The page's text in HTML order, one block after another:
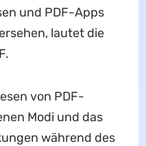
und PDF-Apps
lautet die
von PDF-
Modi und das
während des